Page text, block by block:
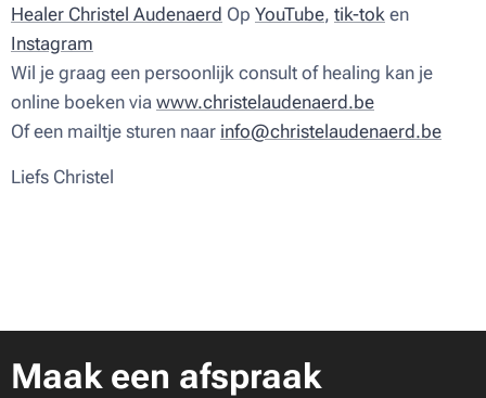
Healer Christel Audenaerd Op YouTube, tik-tok en
Instagram
Wil je graag een persoonlijk consult of healing kan je
online boeken via www.christelaudenaerd.be
Of een mailtje sturen naar info@christelaudenaerd.be
Liefs Christel ♥
Maak een afspraak